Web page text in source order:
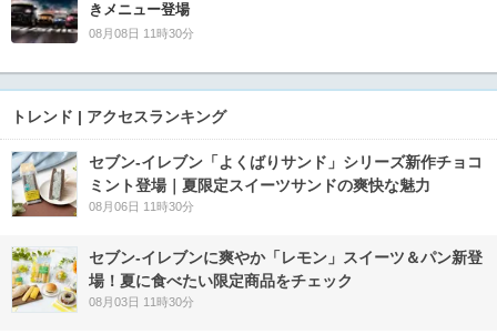
きメニュー登場
08月08日 11時30分
トレンド | アクセスランキング
セブン‐イレブン「よくばりサンド」シリーズ新作チョコ
ミント登場｜夏限定スイーツサンドの爽快な魅力
08月06日 11時30分
セブン‐イレブンに爽やか「レモン」スイーツ＆パン新登
場！夏に食べたい限定商品をチェック
08月03日 11時30分